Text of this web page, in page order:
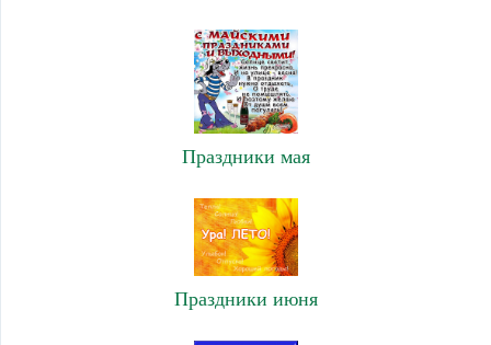
Праздники мая
Праздники июня